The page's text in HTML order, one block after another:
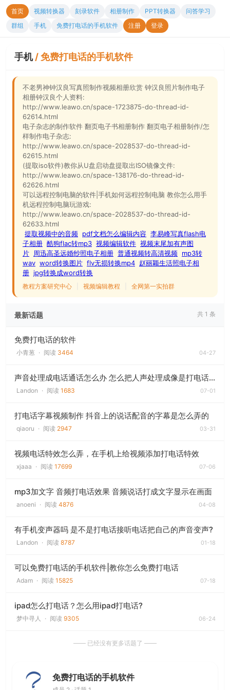
首页 视频转换器 刻录软件 相册制作 PPT转换器
问答学习
群组
手机 免费打电话的手机软件 注册 登录
手机 /免费打电话的手机软件
不老男神钟汉良写真照制作视频相册欣赏 钟汉良照片制作电子
相册钟汉良个人资料:
http://www.leawo.cn/space-1723875-do-thread-id-
62614.html
电子杂志的制作软件 翻页电子书相册制作 翻页电子相册制作/怎
样制作电子杂志:
http://www.leawo.cn/space-2028537-do-thread-id-
62615.html
(提取iso软件)教你从U盘启动盘提取出ISO镜像文件:
http://www.leawo.cn/space-138176-do-thread-id-
62626.html
可以远程控制电脑的软件|手机如何远程控制电脑 教你怎么用手
机远程控制电脑玩游戏:
http://www.leawo.cn/space-2028537-do-thread-id-
62633.html
提取视频中的音频 pdf文档怎么编辑内容 李易峰写真flash电
子相册 酷狗flac转mp3 视频编辑软件 视频末尾加有声图
片 周迅高圣远婚纱照电子相册 普通视频转高清视频 mp3转
wav word转换图片 flv无损转换mp4 赵丽颖生活照电子相
册 jpg转换成word转换
教程方案研究中心 视频编辑教程 全网第一实拍群
最新话题 共 1 条
免费打电话的软件
小青葱 · 阅读 3464 04-27
声音处理成电话通话怎么办 怎么把人声处理成像是打电话时的声音
Landon · 阅读 1683 07-01
打电话字幕视频制作 抖音上的说话配音的字幕是怎么弄的
qiaoru · 阅读 2947 03-31
视频电话特效怎么弄，在手机上给视频添加打电话特效
xjaaa · 阅读 17699 07-06
mp3加文字 音频打电话效果 音频说话打成文字显示在画面
anoeni · 阅读 4876 04-08
有手机变声器吗 是不是打电话接听电话把自己的声音变声?
Landon · 阅读 8787 01-18
可以免费打电话的手机软件|教你怎么免费打电话
Adam · 阅读 15825 07-18
ipad怎么打电话？怎么用ipad打电话?
梦中寻人 · 阅读 9305 06-24
—— 已经没有更多话题了 ——
免费打电话的手机软件